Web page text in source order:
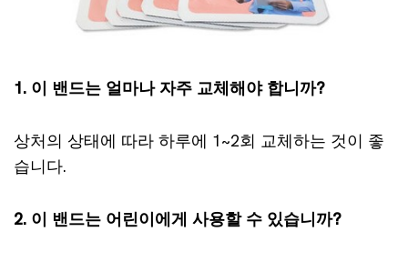
1. 이 밴드는 얼마나 자주 교체해야 합니까?
상처의 상태에 따라 하루에 1~2회 교체하는 것이 좋
습니다.
2. 이 밴드는 어린이에게 사용할 수 있습니까?